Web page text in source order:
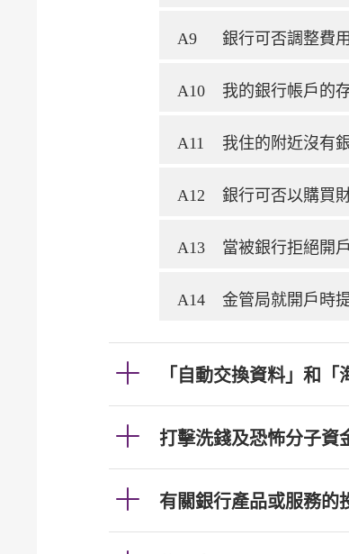
A9 銀行可否調整費
A10 我的銀行帳戶的
A11 我住的附近沒有
A12 銀行可否以購買
A13 當被銀行拒絕開
A14 金管局就開戶時
「自動交換資料」和「
打擊洗錢及恐怖分子資
有關銀行產品或服務的